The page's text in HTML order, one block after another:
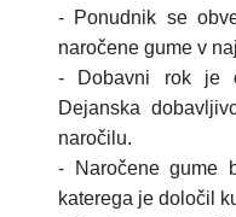
- Ponudnik se
naročene gume v
- Dobavni rok je
Dejanska
naročilu.
- Naročene gume
katerega je določil